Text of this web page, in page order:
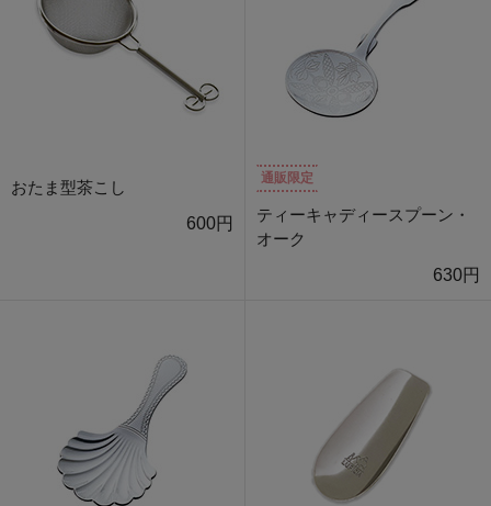
おたま型茶こし
600円
通販限定
ティーキャディースプーン・
オーク
630円